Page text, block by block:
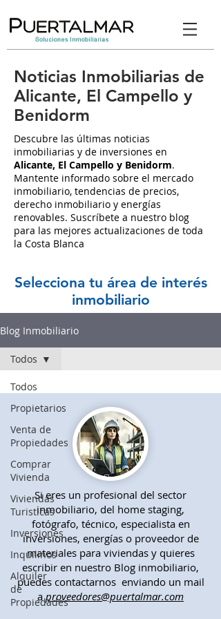
Noticias Inmobiliarias de
Alicante, El Campello y
Benidorm
Descubre las últimas noticias
inmobiliarias y de inversiones en
Alicante, El Campello y Benidorm.
Mantente informado sobre el mercado
inmobiliario, tendencias de precios,
derecho inmobiliario y energías
renovables. Suscríbete a nuestro blog
para las mejores actualizaciones de toda
la Costa Blanca
Selecciona tu área de interés
inmobiliario
Blog Inmobiliario
Todos
Propietarios
Venta de
Propiedades
Comprar
Vivienda
Viviendas
Turisticas
Inversiones
Inquilinos
Alquiler
de
Propiedades
Todos
Si eres un profesional del sector
inmobiliario, del home staging,
fotógrafo, técnico, especialista en
inversiones, energías o proveedor de
materiales para viviendas y quieres
escribir en nuestro Blog inmobiliario,
puedes contactarnos enviando un mail
aproveedores@puertalmar.com